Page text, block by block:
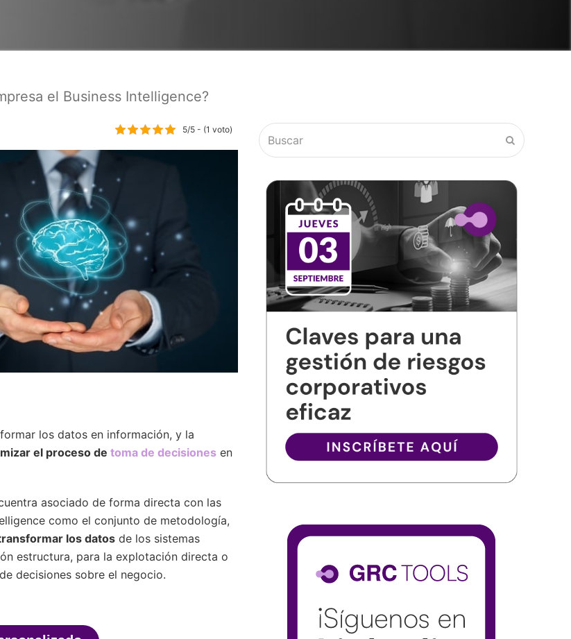
el Business Intelligence?
5/5 - (1 voto)
los datos en información, y la
el proceso detoma de decisiones en
asociado de forma directa con las
como el conjunto de metodología,
los datos de los sistemas
estructura, para la explotación directa o
decisiones sobre el negocio.
Buscar